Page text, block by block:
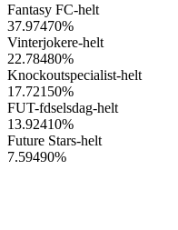
Fantasy FC-helt
37.97470%
Vinterjokere-helt
22.78480%
Knockoutspecialist-helt
17.72150%
FUT-fdselsdag-helt
13.92410%
Future Stars-helt
7.59490%